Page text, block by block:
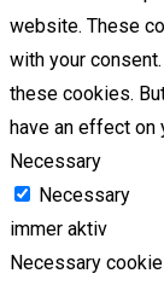
website. These
with your
these cookies.
have an effect on
Necessary
Necessary
immer aktiv
Necessary